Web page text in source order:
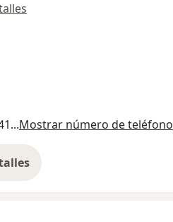
Mostrar número de teléfono
dirección